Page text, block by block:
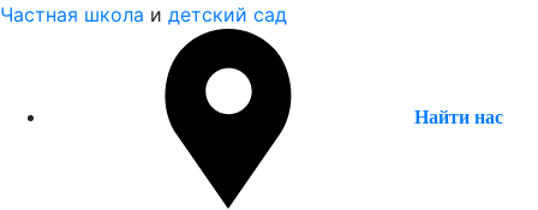
Частная школа и детский сад
Найти нас